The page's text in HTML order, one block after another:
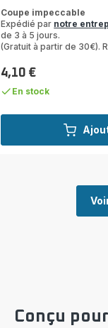
Coupe impeccable
Expédié par notre
de 3 à 5 jours.
(Gratuit à partir de 30€).
Prix
4,10 €
En stock
Conçu